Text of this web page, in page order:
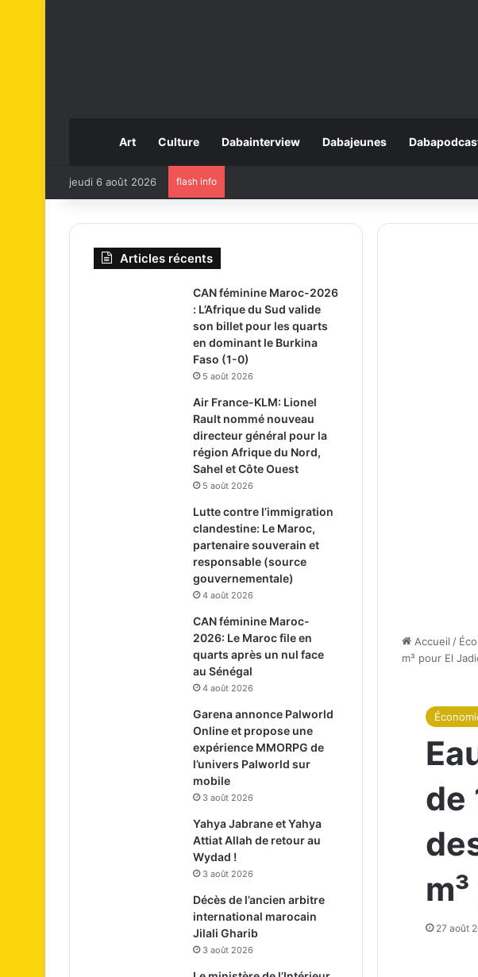
Art Culture Dabainterview Dabajeunes
jeudi 6 août 2026 flash info
Accueil /
m³ pour El
de
27 août
Articles récents
CAN féminine Maroc-2026
: L’Afrique du Sud valide
son billet pour les quarts
en dominant le Burkina
Faso (1-0)
5 août 2026
Air France-KLM: Lionel
Rault nommé nouveau
directeur général pour la
région Afrique du Nord,
Sahel et Côte Ouest
5 août 2026
Lutte contre l’immigration
clandestine: Le Maroc,
partenaire souverain et
responsable (source
gouvernementale)
4 août 2026
CAN féminine Maroc-
2026: Le Maroc file en
quarts après un nul face
au Sénégal
4 août 2026
Garena annonce Palworld
Online et propose une
expérience MMORPG de
l’univers Palworld sur
mobile
3 août 2026
Yahya Jabrane et Yahya
Attiat Allah de retour au
Wydad !
3 août 2026
Décès de l’ancien arbitre
international marocain
Jilali Gharib
3 août 2026